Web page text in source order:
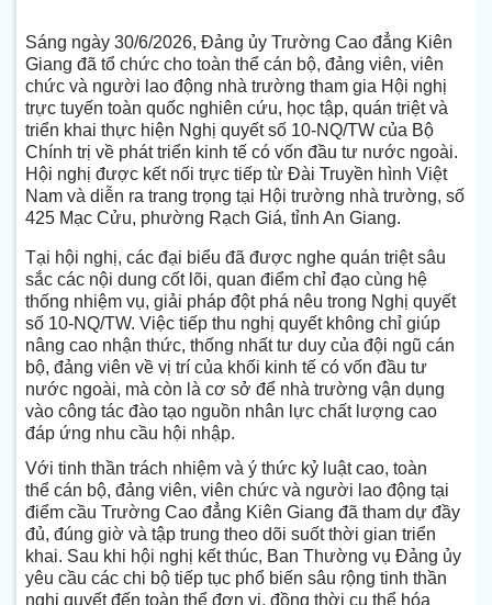
Sáng ngày 30/6/2026, Đảng ủy Trường Cao đẳng Kiên
Giang đã tổ chức cho toàn thể cán bộ, đảng viên, viên
chức và người lao động nhà trường tham gia Hội nghị
trực tuyến toàn quốc nghiên cứu, học tập, quán triệt và
triển khai thực hiện Nghị quyết số 10-NQ/TW của Bộ
Chính trị về phát triển kinh tế có vốn đầu tư nước ngoài.
Hội nghị được kết nối trực tiếp từ Đài Truyền hình Việt
Nam và diễn ra trang trọng tại Hội trường nhà trường, số
425 Mạc Cửu, phường Rạch Giá, tỉnh An Giang.
Tại hội nghị, các đại biểu đã được nghe quán triệt sâu
sắc các nội dung cốt lõi, quan điểm chỉ đạo cùng hệ
thống nhiệm vụ, giải pháp đột phá nêu trong Nghị quyết
số 10-NQ/TW. Việc tiếp thu nghị quyết không chỉ giúp
nâng cao nhận thức, thống nhất tư duy của đội ngũ cán
bộ, đảng viên về vị trí của khối kinh tế có vốn đầu tư
nước ngoài, mà còn là cơ sở để nhà trường vận dụng
vào công tác đào tạo nguồn nhân lực chất lượng cao
đáp ứng nhu cầu hội nhập.
Với tinh thần trách nhiệm và ý thức kỷ luật cao, toàn
thể cán bộ, đảng viên, viên chức và người lao động tại
điểm cầu Trường Cao đẳng Kiên Giang đã tham dự đầy
đủ, đúng giờ và tập trung theo dõi suốt thời gian triển
khai. Sau khi hội nghị kết thúc, Ban Thường vụ Đảng ủy
yêu cầu các chi bộ tiếp tục phổ biến sâu rộng tinh thần
nghị quyết đến toàn thể đơn vị, đồng thời cụ thể hóa